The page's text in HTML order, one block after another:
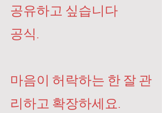
공유하고 싶습니다
공식.
마음이 허락하는 한 잘 관
리하고 확장하세요.